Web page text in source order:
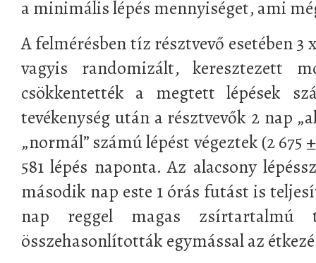
a minimális lépés mennyiséget, ami
A felmérésben tíz résztvevő esetében 3
vagyis randomizált, keresztezett
csökkentették a megtett lépések
tevékenység után a résztvevők 2 nap
„normál” számú lépést végeztek (2 675 ±
581 lépés naponta. Az alacsony
második nap este 1 órás futást is
nap reggel magas zsírtartalmú
összehasonlították egymással az